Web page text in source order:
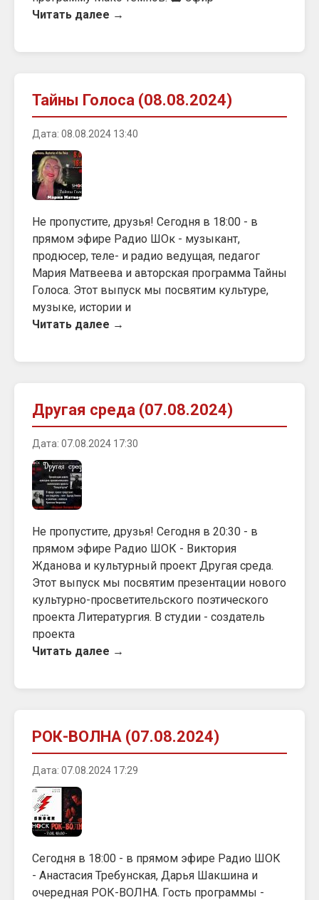
Читать далее →
Тайны Голоса (08.08.2024)
Дата: 08.08.2024 13:40
Не пропустите, друзья! Сегодня в 18:00 - в
прямом эфире Радио ШОк - музыкант,
продюсер, теле- и радио ведущая, педагог
Мария Матвеева и авторская программа Тайны
Голоса. Этот выпуск мы посвятим культуре,
музыке, истории и
Читать далее →
Другая среда (07.08.2024)
Дата: 07.08.2024 17:30
Не пропустите, друзья! Сегодня в 20:30 - в
прямом эфире Радио ШОК - Виктория
Жданова и культурный проект Другая среда.
Этот выпуск мы посвятим презентации нового
культурно-просветительского поэтического
проекта Литератургия. В студии - создатель
проекта
Читать далее →
РОК-ВОЛНА (07.08.2024)
Дата: 07.08.2024 17:29
Сегодня в 18:00 - в прямом эфире Радио ШОК
- Анастасия Требунская, Дарья Шакшина и
очередная РОК-ВОЛНА. Гость программы -